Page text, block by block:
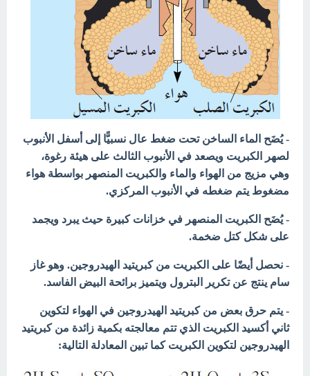
- يُضَح الماء الساخن تحت ضغط عال نسبيًّا إلى أسفل الأنبوب
لصهر الكبريت ويصعد في الأنبوب الثالث على هيئة رغوة،
وهي مزيج من الهواء والماء والكبريت المنصهر بواسطة هواء
مضغوط يتم ضغطه في الأنبوب المركزي.
- يُضَح الكبريت المنصهر في خزانات كبيرة حيث يبرد ويجمد
على شكل كتل ضخمة.
- نحصل أيضًا على الكبريت من كبريتيد الهيدروجين. وهو غاز
سام ينتج عن تكرير البترول ويتميز برائحة البيض الفاسد.
- يتم حرق بعض من كبريتيد الهيدروجين في الهواء لتكوين
ثاني أكسيد الكبريت الذي تتم معالجته بكمية زائدة من كبريتيد
الهيدروجين لتكوين الكبريت كما تبين المعادلة التالية: